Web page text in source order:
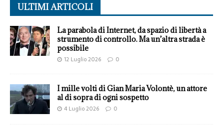
ULTIMI ARTICOLI
La parabola di Internet, da spazio di libertà a
strumento di controllo. Ma un’altra strada è
possibile
12 Luglio 2026 0
I mille volti di Gian Maria Volontè, un attore
al di sopra di ogni sospetto
4 Luglio 2026 0